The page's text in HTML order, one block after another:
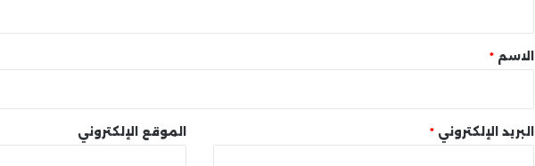
* الاسم *
البريد الإلكتروني * الموقع الإلكتروني